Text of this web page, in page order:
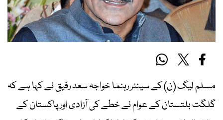
مسلم لیگ (ن) کے سینئر رہنما خواجہ سعد رفیق نے کہا ہے کہ
گلگت بلتستان کے عوام نے خطے کی آزادی اور پاکستان کے